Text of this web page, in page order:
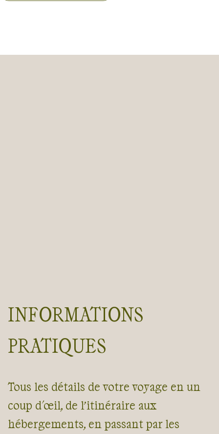
INFORMATIONS
PRATIQUES
Tous les détails de votre voyage en un
coup d'œil, de l’itinéraire aux
hébergements, en passant par les